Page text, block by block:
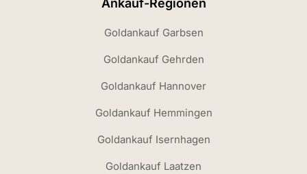
Ankauf-Regionen
Goldankauf Garbsen
Goldankauf Gehrden
Goldankauf Hannover
Goldankauf Hemmingen
Goldankauf Isernhagen
Goldankauf Laatzen